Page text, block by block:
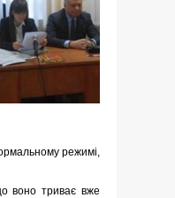
режимі,
воно триває вже